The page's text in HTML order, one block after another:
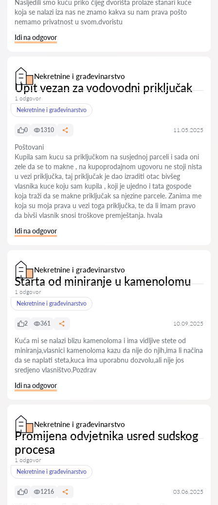
Nasljedili smo kuću priko čijeg dvorišta prolaze stanari kuće
koja se nalazi iza nas ne znamo kakva su nam prava pošto
nemamo privatnost u svom.dvoristu
Idi na odgovor
Nekretnine i građevinarstvo
Upit vezan za vodovodni priključak
1 odgovor
Nekretnine i građevinarstvo
0 1310 11.05.2025
Poštovani
Kupila sam kucu sa priključkom na susjednoj parceli i sada oni
zele da se to makne , na kupoprodajnom ugovoru ne stoji nista
u vezi priključka, taj priključak je dao izraditi otac bivšeg
vlasnika kuce koju sam kupila , koji je ujedno i tata gospode
koja traži da se makne priključak sa njezine parcele. Zanima me
koja su moja prava u vezi toga priključka, te da li imam pravo
da bivši vlasnik snosi troškove premještanja. hvala
Idi na odgovor
Nekretnine i građevinarstvo
Starta od miniranje u kamenolomu
1 odgovor
Nekretnine i građevinarstvo
2 361 10.09.2025
Kuća mi se nalazi blizu kamenoloma i ima vidljive stete od
miniranja,vlasnici kamenoloma kazu da nije do njih,ima li načina
da se naplati steta,kuca ima uporabnu dozvolu,ali nije jos
sredjeno vlasništvo.Pozdrav
Idi na odgovor
Nekretnine i građevinarstvo
Promijena odvjetnika usred sudskog
procesa
1 odgovor
Nekretnine i građevinarstvo
0 1216 03.06.2025